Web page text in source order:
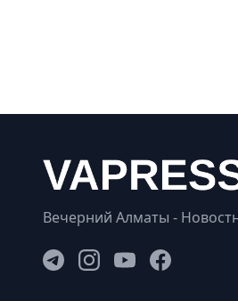
Вечерний Алматы -